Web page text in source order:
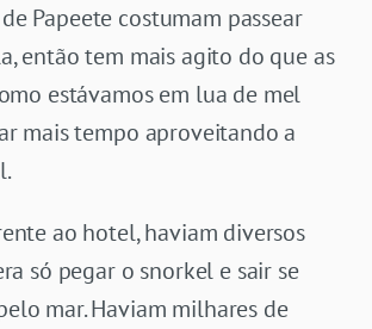
Papeete costumam passear
então tem mais agito do que as
estávamos em lua de mel
mais tempo aproveitando a
ao hotel, haviam diversos
só pegar o snorkel e sair se
mar. Haviam milhares de